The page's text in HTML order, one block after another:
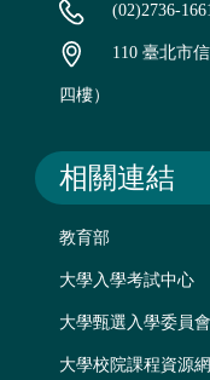
(02)2736-
110 臺北市
四樓）
相關連結
教育部
大學入學考試中心
大學甄選入學委員會
大學校院課程資源網